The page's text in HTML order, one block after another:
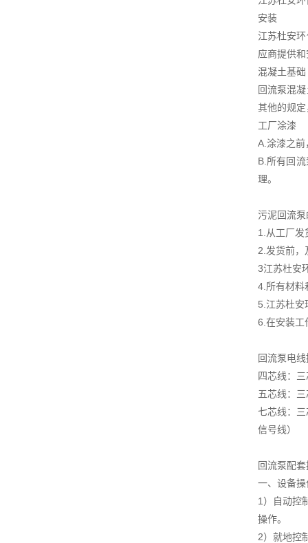
安装
江苏杜安
应商提供
混凝土基础
回流泵混
其他的规
工厂涂漆
A.涂漆之
B.所有回
理。
污泥回流
1.从工厂发
2.发货前，
3江苏杜安
4.所有材料
5.江苏杜安
6.在安装工
回流泵电
四芯线：
五芯线：
七芯线：
信号线）
回流泵配
一、设备操
1）自动控
操作。
2）就地控